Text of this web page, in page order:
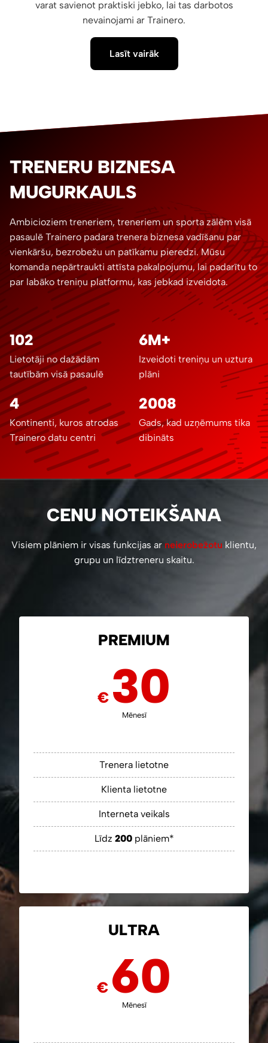
varat savienot praktiski jebko, lai tas darbotos
nevainojami ar Trainero.
Lasīt vairāk
TRENERU BIZNESA
MUGURKAULS
Ambicioziem treneriem, treneriem un sporta zālēm visā
pasaulē Trainero padara trenera biznesa vadīšanu par
vienkāršu, bezrobežu un patīkamu pieredzi. Mūsu
komanda nepārtraukti attīsta pakalpojumu, lai padarītu to
par labāko treniņu platformu, kas jebkad izveidota.
102
Lietotāji no dažādām
tautībām visā pasaulē
6M+
Izveidoti treniņu un uztura
plāni
4
Kontinenti, kuros atrodas
Trainero datu centri
2008
Gads, kad uzņēmums tika
dibināts
CENU NOTEIKŠANA
Visiem plāniem ir visas funkcijas ar neierobežotu klientu,
grupu un līdztreneru skaitu.
PREMIUM
€ 30
Mēnesī
Trenera lietotne
Klienta lietotne
Interneta veikals
Līdz 200plāniem*
ULTRA
€ 60
Mēnesī